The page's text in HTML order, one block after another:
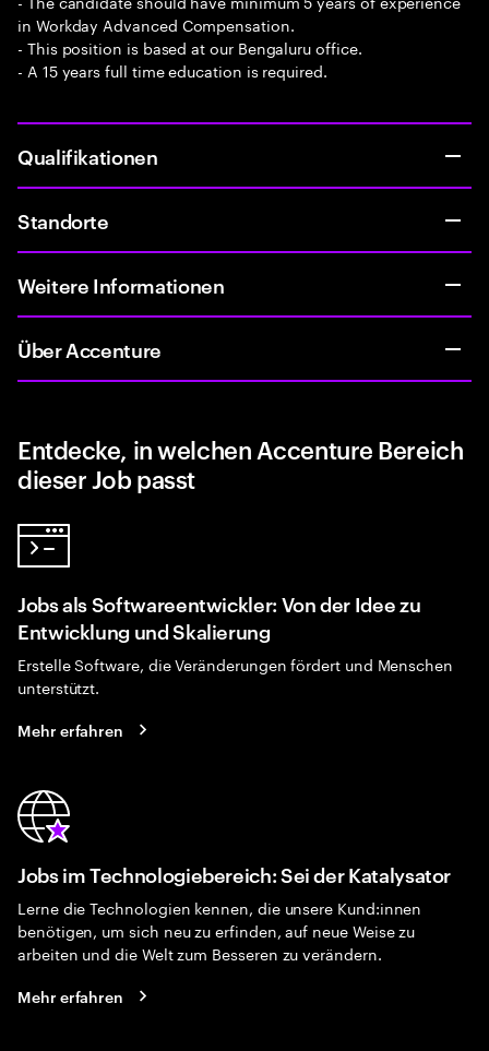
in Workday Advanced Compensation.
- This position is based at our Bengaluru office.
- A 15 years full time education is required.
Qualifikationen
Standorte
Weitere Informationen
Über Accenture
Entdecke, in welchen Accenture Bereich
dieser Job passt
Jobs als Softwareentwickler: Von der Idee zu
Entwicklung und Skalierung
Erstelle Software, die Veränderungen fördert und Menschen
unterstützt.
Mehr erfahren
Jobs im Technologiebereich: Sei der Katalysator
Lerne die Technologien kennen, die unsere Kund:innen
benötigen, um sich neu zu erfinden, auf neue Weise zu
arbeiten und die Welt zum Besseren zu verändern.
Mehr erfahren